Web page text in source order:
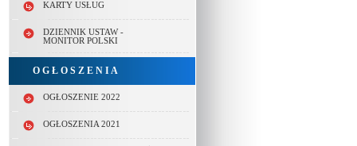
KARTY USŁUG
DZIENNIK USTAW -
MONITOR POLSKI
O G Ł O S Z E N I A
OGŁOSZENIE 2022
OGŁOSZENIA 2021